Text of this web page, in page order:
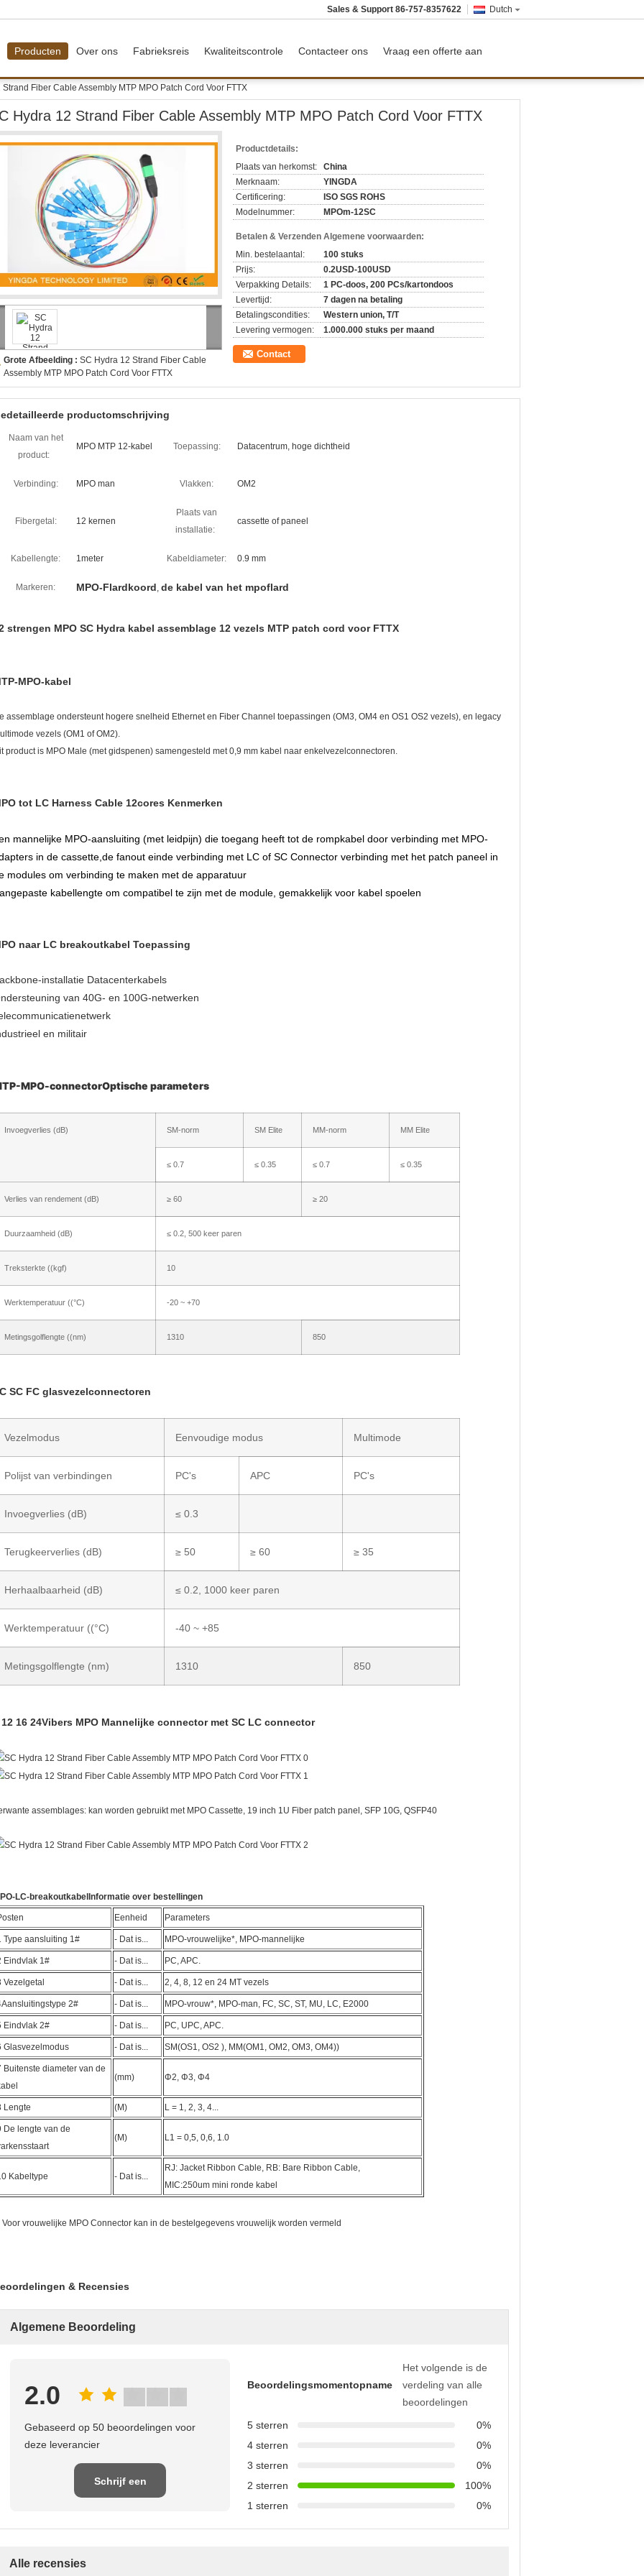
Dutch
Sales & Support 86-757-8357622
Producten Over ons Fabrieksreis Kwaliteitscontrole Contacteer ons Vraag een offerte aan
Fiber Cable Assembly MTP MPO Patch Cord Voor FTTX
Hydra 12 Strand Fiber Cable Assembly MTP MPO Patch Cord Voor FTTX
Grote Afbeelding : SC Hydra 12 Strand Fiber Cable
Assembly MTP MPO Patch Cord Voor FTTX
Productdetails:
Plaats van herkomst:
China
Merknaam:
YINGDA
Certificering:
ISO SGS ROHS
Modelnummer:
MPOm-12SC
Betalen & Verzenden Algemene voorwaarden:
Min. bestelaantal:
100 stuks
Prijs:
0.2USD-100USD
Verpakking Details:
1 PC-doos, 200 PCs/kartondoos
Levertijd:
7 dagen na betaling
Betalingscondities:
Western union, T/T
Levering vermogen:
1.000.000 stuks per maand
Contact
productomschrijving
Naam van het
product:
MPO MTP 12-kabel Toepassing: Datacentrum, hoge dichtheid
Verbinding: MPO man Vlakken: OM2
Fibergetal: 12 kernen
Plaats van
installatie:
cassette of paneel
Kabellengte: 1meter Kabeldiameter: 0.9 mm
Markeren: MPO-Flardkoord, de kabel van het mpoflard
strengen MPO SC Hydra kabel assemblage 12 vezels MTP patch cord voor FTTX
MPO-kabel
assemblage ondersteunt hogere snelheid Ethernet en Fiber Channel toepassingen (OM3, OM4 en OS1 OS2 vezels), en legacy
vezels (OM1 of OM2).
product is MPO Male (met gidspenen) samengesteld met 0,9 mm kabel naar enkelvezelconnectoren.
tot LC Harness Cable 12cores Kenmerken
mannelijke MPO-aansluiting (met leidpijn) die toegang heeft tot de rompkabel door verbinding met MPO-
in de cassette,de fanout einde verbinding met LC of SC Connector verbinding met het patch paneel in
modules om verbinding te maken met de apparatuur
kabellengte om compatibel te zijn met de module, gemakkelijk voor kabel spoelen
naar LC breakoutkabel Toepassing
installatie Datacenterkabels
van 40G- en 100G-netwerken
en militair
MPO-connectorOptische parameters
Invoegverlies (dB) SM-norm SM Elite MM-norm MM Elite
≤ 0.7 ≤ 0.35 ≤ 0.7 ≤ 0.35
Verlies van rendement (dB) ≥ 60 ≥ 20
Duurzaamheid (dB) ≤ 0.2, 500 keer paren
Treksterkte ((kgf) 10
Werktemperatuur ((°C) -20 ~ +70
Metingsgolflengte ((nm) 1310 850
SC FC glasvezelconnectoren
Vezelmodus Eenvoudige modus Multimode
Polijst van verbindingen PC's APC PC's
Invoegverlies (dB) ≤ 0.3
Terugkeerverlies (dB) ≥ 50 ≥ 60 ≥ 35
Herhaalbaarheid (dB) ≤ 0.2, 1000 keer paren
Werktemperatuur ((°C) -40 ~ +85
Metingsgolflengte (nm) 1310 850
12 16 24Vibers MPO Mannelijke connector met SC LC connector
assemblages: kan worden gebruikt met MPO Cassette, 19 inch 1U Fiber patch panel, SFP 10G, QSFP40
LC-breakoutkabel Informatie over bestellingen
Eenheid Parameters
Type aansluiting 1# - Dat is... MPO-vrouwelijke*, MPO-mannelijke
Eindvlak 1# - Dat is... PC, APC.
Vezelgetal - Dat is... 2, 4, 8, 12 en 24 MT vezels
2# - Dat is... MPO-vrouw*, MPO-man, FC, SC, ST, MU, LC, E2000
Eindvlak 2# - Dat is... PC, UPC, APC.
Glasvezelmodus - Dat is... SM(OS1, OS2 ), MM(OM1, OM2, OM3, OM4))
Buitenste diameter van de
(mm) Φ2, Φ3, Φ4
Lengte (M) L = 1, 2, 3, 4...
De lengte van de
(M) L1 = 0,5, 0,6, 1.0
Kabeltype - Dat is...
RJ: Jacket Ribbon Cable, RB: Bare Ribbon Cable,
MIC:250um mini ronde kabel
vrouwelijke MPO Connector kan in de bestelgegevens vrouwelijk worden vermeld
& Recensies
Algemene Beoordeling
2.0
Gebaseerd op 50 beoordelingen voor
deze leverancier
Schrijf een
Beoordelingsmomentopname
Het volgende is de
verdeling van alle
beoordelingen
5 sterren
0%
4 sterren
0%
3 sterren
0%
2 sterren
100%
1 sterren
0%
Alle recensies